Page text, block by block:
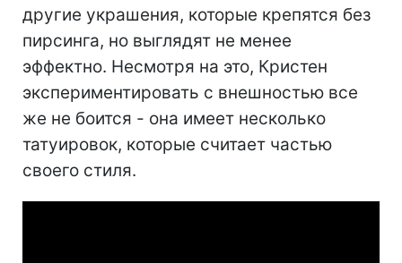
другие украшения, которые крепятся без
пирсинга, но выглядят не менее
эффектно. Несмотря на это, Кристен
экспериментировать с внешностью все
же не боится - она имеет несколько
татуировок, которые считает частью
своего стиля.